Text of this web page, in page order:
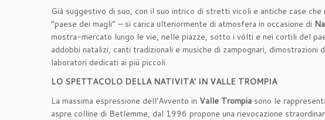
Già suggestivo di suo, con il suo intrico di stretti vicoli e antiche case che
“paese dei magli” – si carica ulteriormente di atmosfera in occasione di
mostra-mercato lungo le vie, nelle piazze, sotto i vòlti e nei cortili del
addobbi natalizi, canti tradizionali e musiche di zampognari,
laboratori dedicati ai più piccoli.
LO SPETTACOLO DELLA NATIVITA’ IN VALLE TROMPIA
La massima espressione dell’Avvento in Valle Trompia sono le
aspre colline di Betlemme, dal 1996 propone una rievocazione